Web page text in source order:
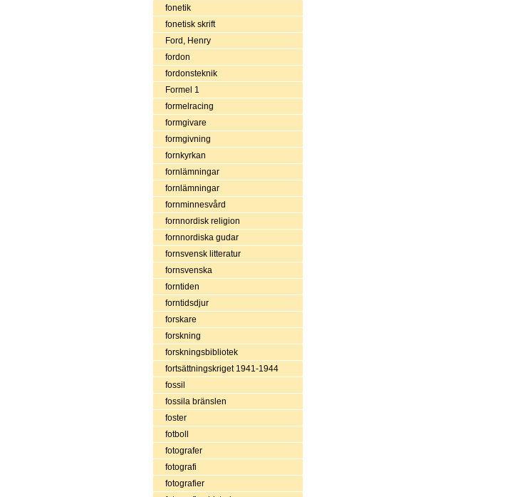
fonetik
fonetisk skrift
Ford, Henry
fordon
fordonsteknik
Formel 1
formelracing
formgivare
formgivning
fornkyrkan
fornlämningar
fornlämningar
fornminnesvård
fornnordisk religion
fornnordiska gudar
fornsvensk litteratur
fornsvenska
forntiden
forntidsdjur
forskare
forskning
forskningsbibliotek
fortsättningskriget 1941-1944
fossil
fossila bränslen
foster
fotboll
fotografer
fotografi
fotografier